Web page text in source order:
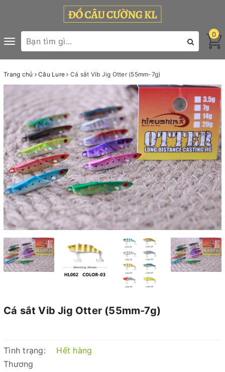
Toggle
navigation
0
Trang chủ Câu Lure Cá sắt Vib Jig Otter (55mm-7g)
Cá sắt Vib Jig Otter (55mm-7g)
Tình trạng:
Hết hàng
Thương